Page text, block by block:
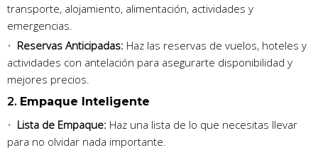
transporte, alojamiento, alimentación, actividades y
emergencias.
Reservas Anticipadas: Haz las reservas de vuelos, hoteles y
actividades con antelación para asegurarte disponibilidad y
mejores precios.
2. Empaque Inteligente
Lista de Empaque: Haz una lista de lo que necesitas llevar
para no olvidar nada importante.